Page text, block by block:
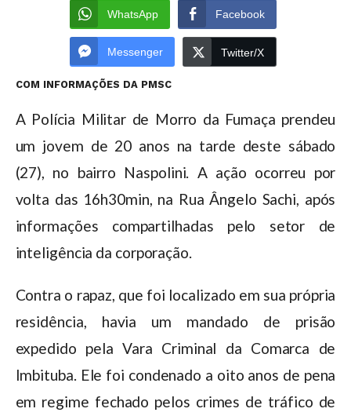
WhatsApp Facebook
Messenger Twitter/X
COM INFORMAÇÕES DA PMSC
A Polícia Militar de Morro da Fumaça prendeu
um jovem de 20 anos na tarde deste sábado
(27), no bairro Naspolini. A ação ocorreu por
volta das 16h30min, na Rua Ângelo Sachi, após
informações compartilhadas pelo setor de
inteligência da corporação.
Contra o rapaz, que foi localizado em sua própria
residência, havia um mandado de prisão
expedido pela Vara Criminal da Comarca de
Imbituba. Ele foi condenado a oito anos de pena
em regime fechado pelos crimes de tráfico de